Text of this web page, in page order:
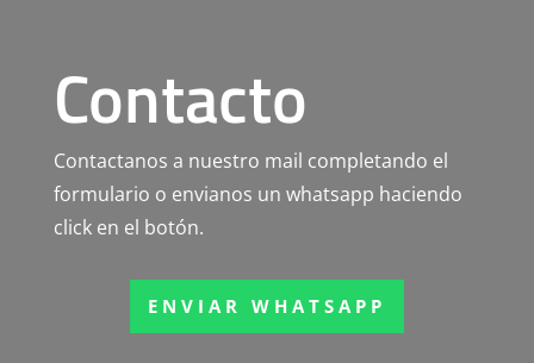
Contacto
Contactanos a nuestro mail completando el
formulario o envianos un whatsapp haciendo
click en el botón.
ENVIAR WHATSAPP